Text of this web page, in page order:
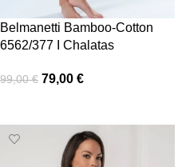
Belmanetti Bamboo-Cotton
6562/377 I Chalatas
99,00€ 79,00 €